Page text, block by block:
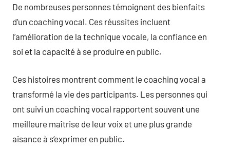
De nombreuses personnes témoignent des bienfaits
d’un coaching vocal. Ces réussites incluent
l’amélioration de la technique vocale, la confiance en
soi et la capacité à se produire en public.
Ces histoires montrent comment le coaching vocal a
transformé la vie des participants. Les personnes qui
ont suivi un coaching vocal rapportent souvent une
meilleure maîtrise de leur voix et une plus grande
aisance à s’exprimer en public.